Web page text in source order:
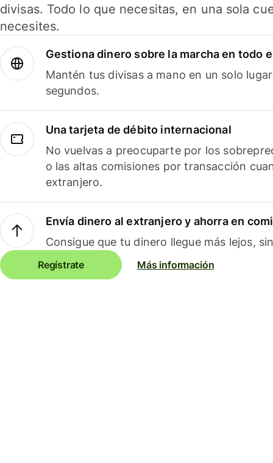
divisas. Todo lo que necesitas, en una sola
necesites.
Gestiona dinero sobre la marcha en todo
Mantén tus divisas a mano en un solo
segundos.
Una tarjeta de débito internacional
No vuelvas a preocuparte por los
o las altas comisiones por transacción
extranjero.
Envía dinero al extranjero y ahorra en
Consigue que tu dinero llegue más lejos,
Regístrate Más información